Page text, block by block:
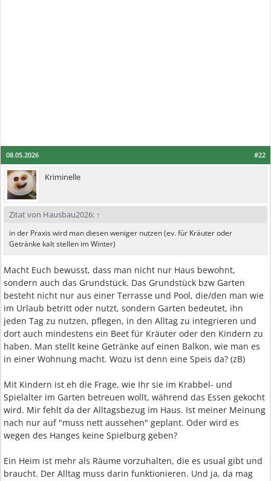
#22
08.05.2026
Kriminelle
Zitat von Hausbau2026: ↑
in der Praxis wird man diesen weniger nutzen (ev. für Kräuter oder
Getränke kalt stellen im Winter)
Macht Euch bewusst, dass man nicht nur Haus bewohnt,
sondern auch das Grundstück. Das Grundstück bzw Garten
besteht nicht nur aus einer Terrasse und Pool, die/den man wie
im Urlaub betritt oder nutzt, sondern Garten bedeutet, ihn
jeden Tag zu nutzen, pflegen, in den Alltag zu integrieren und
dort auch mindestens ein Beet für Kräuter oder den Kindern zu
haben. Man stellt keine Getränke auf einen Balkon, wie man es
in einer Wohnung macht. Wozu ist denn eine Speis da? (zB)
Mit Kindern ist eh die Frage, wie Ihr sie im Krabbel- und
Spielalter im Garten betreuen wollt, während das Essen gekocht
wird. Mir fehlt da der Alltagsbezug im Haus. Ist meiner Meinung
nach nur auf "muss nett aussehen" geplant. Oder wird es
wegen des Hanges keine Spielburg geben?
Ein Heim ist mehr als Räume vorzuhalten, die es usual gibt und
braucht. Der Alltag muss darin funktionieren. Und ja, da mag